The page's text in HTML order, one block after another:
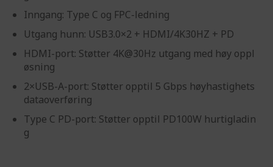
Inngang: Type C og FPC-ledning
Utgang hunn: USB3.0×2 + HDMI/4K30HZ + PD
HDMI-port: Støtter 4K@30Hz utgang med høy oppl
øsning
2×USB-A-port: Støtter opptil 5 Gbps høyhastighets
dataoverføring
Type C PD-port: Støtter opptil PD100W hurtigladin
g